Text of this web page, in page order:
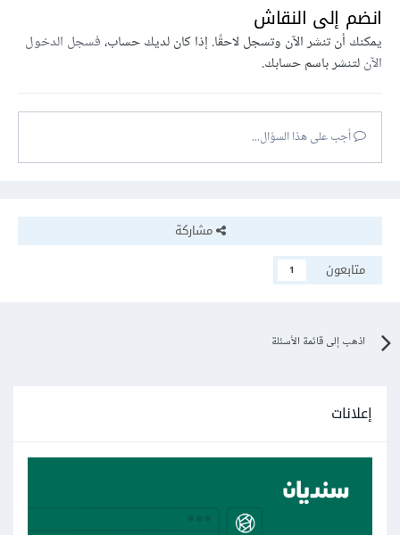
انضم إلى النقاش
يمكنك أن تنشر الآن وتسجل لاحقًا. إذا كان لديك حساب،فسجل الدخول
الآنلتنشر باسم حسابك.
أجب على هذا السؤال...
مشاركة
متابعون
1
اذهب إلى قائمة الأسئلة
إعلانات